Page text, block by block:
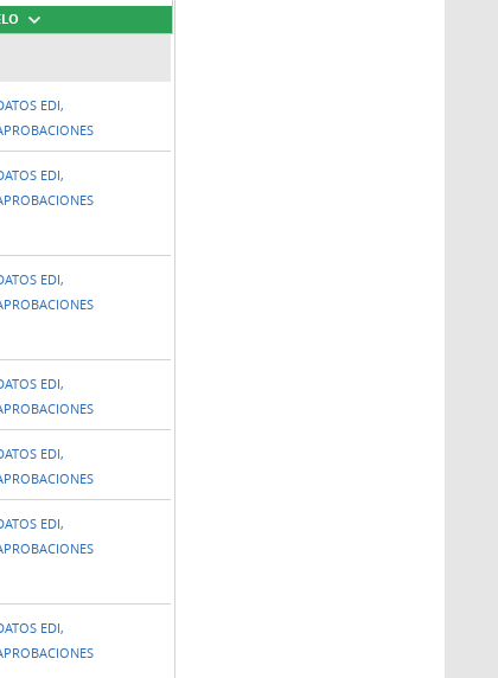
EDI,
EDI,
EDI,
EDI,
EDI,
EDI,
EDI,